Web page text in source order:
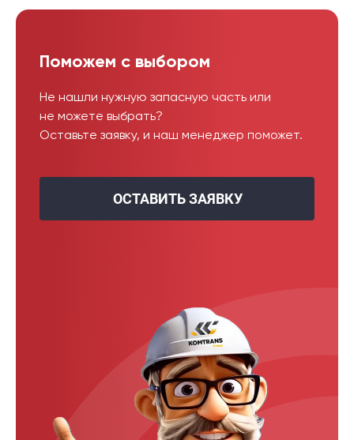
Поможем с выбором
Не нашли нужную запасную часть или
не можете выбрать?
Оставьте заявку, и наш менеджер поможет.
ОСТАВИТЬ ЗАЯВКУ